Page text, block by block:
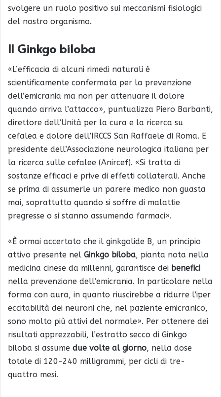
svolgere un ruolo positivo sui meccanismi fisiologici
del nostro organismo.
Il Ginkgo biloba
«L’efficacia di alcuni rimedi naturali è
scientificamente confermata per la prevenzione
dell’emicrania ma non per attenuare il dolore
quando arriva l’attacco», puntualizza Piero Barbanti,
direttore dell’Unità per la cura e la ricerca su
cefalea e dolore dell’IRCCS San Raffaele di Roma. E
presidente dell’Associazione neurologica italiana per
la ricerca sulle cefalee (Anircef). «Si tratta di
sostanze efficaci e prive di effetti collaterali. Anche
se prima di assumerle un parere medico non guasta
mai, soprattutto quando si soffre di malattie
pregresse o si stanno assumendo farmaci».
«È ormai accertato che il ginkgolide B, un principio
attivo presente nel Ginkgo biloba, pianta nota nella
medicina cinese da millenni, garantisce dei benefici
nella prevenzione dell’emicrania. In particolare nella
forma con aura, in quanto riuscirebbe a ridurre l’iper
eccitabilità dei neuroni che, nel paziente emicranico,
sono molto più attivi del normale». Per ottenere dei
risultati apprezzabili, l’estratto secco di Ginkgo
biloba si assume due volte al giorno, nella dose
totale di 120-240 milligrammi, per cicli di tre-
quattro mesi.